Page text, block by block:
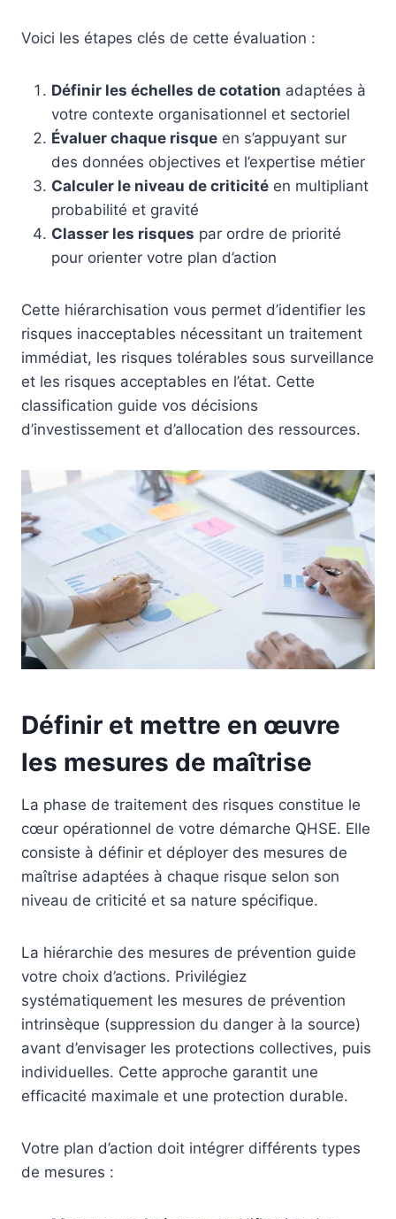
Voici les étapes clés de cette évaluation :
Définir les échelles de cotation adaptées à
votre contexte organisationnel et sectoriel
Évaluer chaque risque en s’appuyant sur
des données objectives et l’expertise métier
Calculer le niveau de criticité en multipliant
probabilité et gravité
Classer les risques par ordre de priorité
pour orienter votre plan d’action
Cette hiérarchisation vous permet d’identifier les
risques inacceptables nécessitant un traitement
immédiat, les risques tolérables sous surveillance
et les risques acceptables en l’état. Cette
classification guide vos décisions
d’investissement et d’allocation des ressources.
Définir et mettre en œuvre
les mesures de maîtrise
La phase de traitement des risques constitue le
cœur opérationnel de votre démarche QHSE. Elle
consiste à définir et déployer des mesures de
maîtrise adaptées à chaque risque selon son
niveau de criticité et sa nature spécifique.
La hiérarchie des mesures de prévention guide
votre choix d’actions. Privilégiez
systématiquement les mesures de prévention
intrinsèque (suppression du danger à la source)
avant d’envisager les protections collectives, puis
individuelles. Cette approche garantit une
efficacité maximale et une protection durable.
Votre plan d’action doit intégrer différents types
de mesures :